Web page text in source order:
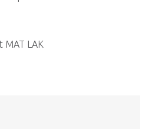
MAT LAK